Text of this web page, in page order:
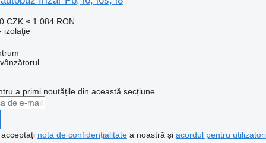
CZK ≈ 1.084 RON
izolaţie
a primi noutățile din această secțiune
nota de confidențialitatea noastră și acordul pentru utilizatori